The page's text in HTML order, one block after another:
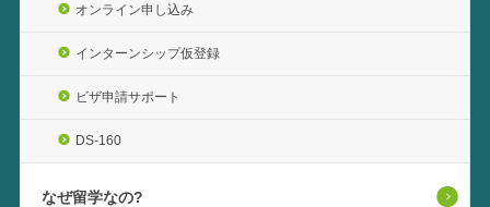
オンライン申し込み
インターンシップ仮登録
ビザ申請サポート
DS-160
なぜ留学なの?